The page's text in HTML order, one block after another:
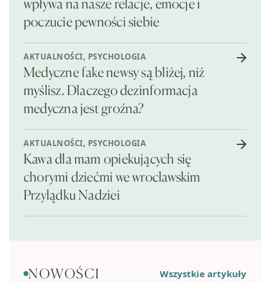
poczucie pewności siebie
AKTUALNOŚCI, PSYCHOLOGIA
Medyczne fake newsy są bliżej, niż
myślisz. Dlaczego dezinformacja
medyczna jest groźna?
AKTUALNOŚCI, PSYCHOLOGIA
Kawa dla mam opiekujących się
chorymi dziećmi we wrocławskim
Przylądku Nadziei
NOWOŚCI Wszystkie artykuły